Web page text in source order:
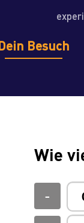
Dein Besuch
Wie